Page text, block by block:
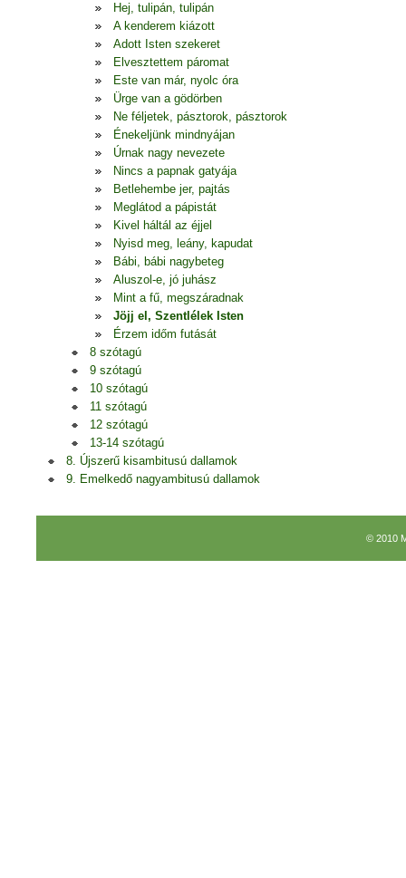
Hej, tulipán, tulipán
A kenderem kiázott
Adott Isten szekeret
Elvesztettem páromat
Este van már, nyolc óra
Ürge van a gödörben
Ne féljetek, pásztorok, pásztorok
Énekeljünk mindnyájan
Úrnak nagy nevezete
Nincs a papnak gatyája
Betlehembe jer, pajtás
Meglátod a pápistát
Kivel háltál az éjjel
Nyisd meg, leány, kapudat
Bábi, bábi nagybeteg
Aluszol-e, jó juhász
Mint a fű, megszáradnak
Jöjj el, Szentlélek Isten
Érzem időm futását
8 szótagú
9 szótagú
10 szótagú
11 szótagú
12 szótagú
13-14 szótagú
8. Újszerű kisambitusú dallamok
9. Emelkedő nagyambitusú dallamok
© 2010